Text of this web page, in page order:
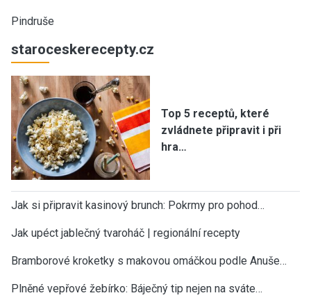
Pindruše
staroceskerecepty.cz
Top 5 receptů, které
zvládnete připravit i při
hra…
Jak si připravit kasinový brunch: Pokrmy pro pohod…
Jak upéct jablečný tvaroháč | regionální recepty
Bramborové kroketky s makovou omáčkou podle Anuše…
Plněné vepřové žebírko: Báječný tip nejen na sváte…